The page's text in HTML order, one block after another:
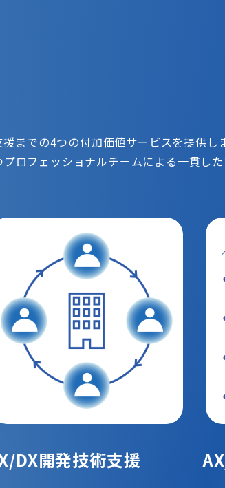
までの4つの付加価値サービスを提供しま
ロフェッショナルチームによる一貫し
DX開発技術支援